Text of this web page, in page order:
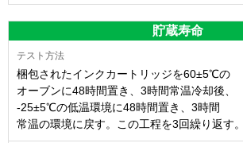
貯蔵寿命
梱包されたインクカートリッジを60±5℃の
オーブンに48時間置き、3時間常温冷却後、
-25±5℃の低温環境に48時間置き、3時間
常温の環境に戻す。この工程を3回繰り返す。